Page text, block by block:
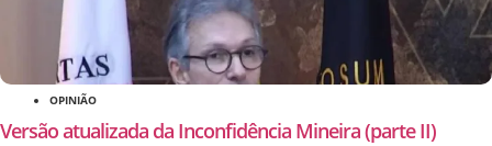
OPINIÃO
Versão atualizada da Inconfidência Mineira (parte II)